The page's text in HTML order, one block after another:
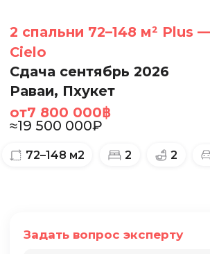
2 спальни 72–148 м² Plus
Cielo
Сдача сентябрь 2026
Раваи, Пхукет
от7 800 000฿
≈19 500 000₽
72–148 м2 2 2
Задать вопрос эксперту